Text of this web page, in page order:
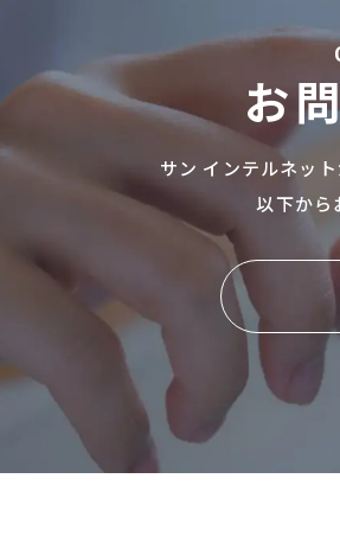
お
サン インテルネッ
以下から